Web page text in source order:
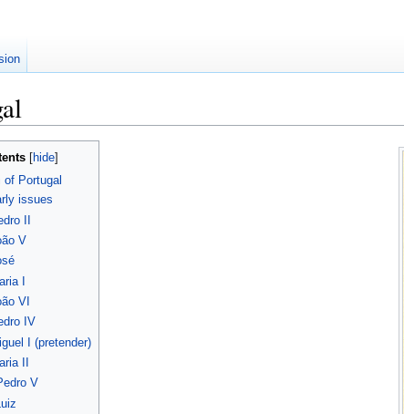
of Portugal
issues
II
V
I
VI
IV
I (pretender)
II
V